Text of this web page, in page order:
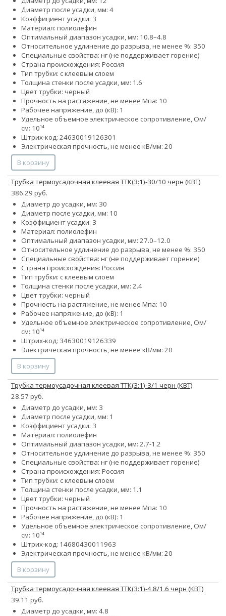
Диаметр после усадки, мм: 4
Коэффициент усадки: 3
Материал: полиолефин
Оптимальный диапазон усадки, мм: 10.8–4.8
Относительное удлинение до разрыва, не менее %: 350
Специальные свойства: нг (не поддерживает горение)
Страна происхождения: Россия
Тип трубки: с клеевым слоем
Толщина стенки после усадки, мм: 1.6
Цвет трубки: черный
Прочность на растяжение, не менее Мпа: 10
Рабочее напряжение, до (кВ): 1
Удельное объемное электрическое сопротивление, Ом/
см: 10¹⁴
Штрих-код: 24630019126301
Электрическая прочность, не менее кВ/мм: 20
В корзину
Трубка термоусадочная клеевая ТТК(3:1)-30/10 черн (КВТ)
386.29 руб.
Диаметр до усадки, мм: 30
Диаметр после усадки, мм: 10
Коэффициент усадки: 3
Материал: полиолефин
Оптимальный диапазон усадки, мм: 27.0–12.0
Относительное удлинение до разрыва, не менее %: 350
Специальные свойства: нг (не поддерживает горение)
Страна происхождения: Россия
Тип трубки: с клеевым слоем
Толщина стенки после усадки, мм: 2.4
Цвет трубки: черный
Прочность на растяжение, не менее Мпа: 10
Рабочее напряжение, до (кВ): 1
Удельное объемное электрическое сопротивление, Ом/
см: 10¹⁴
Штрих-код: 34630019126339
Электрическая прочность, не менее кВ/мм: 20
В корзину
Трубка термоусадочная клеевая ТТК(3:1)-3/1 черн (КВТ)
28.57 руб.
Диаметр до усадки, мм: 3
Диаметр после усадки, мм: 1
Коэффициент усадки: 3
Материал: полиолефин
Оптимальный диапазон усадки, мм: 2.7-1.2
Относительное удлинение до разрыва, не менее %: 350
Специальные свойства: нг (не поддерживает горение)
Страна происхождения: Россия
Тип трубки: с клеевым слоем
Толщина стенки после усадки, мм: 1.1
Цвет трубки: черный
Прочность на растяжение, не менее Мпа: 10
Рабочее напряжение, до (кВ): 1
Удельное объемное электрическое сопротивление, Ом/
см: 10¹⁴
Штрих-код: 14680430011963
Электрическая прочность, не менее кВ/мм: 20
В корзину
Трубка термоусадочная клеевая ТТК(3:1)-4.8/1.6 черн (КВТ)
39.11 руб.
Диаметр до усадки, мм: 4.8